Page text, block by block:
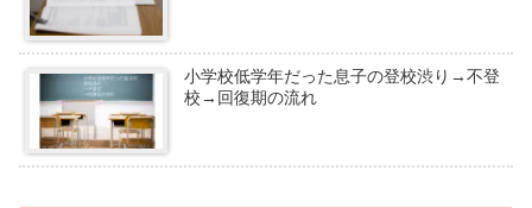
小学校低学年だった息子の登校渋り→不登
校→回復期の流れ